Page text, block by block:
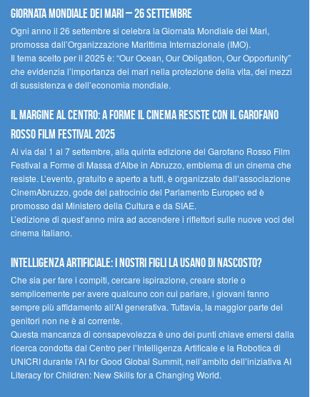
Giornata Mondiale dei Mari – 26 settembre
Ogni anno il 26 settembre si celebra la Giornata Mondiale dei Mari,
promossa dall’Organizzazione Marittima Internazionale (IMO).
Il tema scelto per il 2025 è: “Our Ocean, Our Obligation, Our Opportunity”
che evidenzia l’importanza dei mari nella protezione della vita, dei mezzi
di sussistenza e dell’economia mondiale.
Il margine al centro: a Forme il cinema resiste con il Garofano
Rosso Film Festival 2025
Al via dal 1 al 7 settembre, alla quinta edizione del Garofano Rosso Film
Festival a Forme di Massa d’Albe in Abruzzo, emblema di un cinema che
resiste. L’evento, gratuito e aperto a tutti, è organizzato dall’associazione
CinemAbruzzo, gode del patrocinio del Parlamento Europeo ed è
promosso dal Ministero della Cultura e da SIAE.
L’edizione di quest’anno mira ad accendere i riflettori sulle nuove voci del
cinema italiano.
Intelligenza artificiale: i nostri figli la usano di nascosto?
Che sia per fare i compiti, cercare ispirazione, creare storie o
semplicemente per avere qualcuno con cui parlare, i giovani fanno
sempre più affidamento all’AI generativa. Tuttavia, la maggior parte dei
genitori non ne è al corrente.
Questa mancanza di consapevolezza è uno dei punti chiave emersi dalla
ricerca condotta dal Centro per l’Intelligenza Artificale e la Robotica di
UNICRI durante l’AI for Good Global Summit, nell’ambito dell’iniziativa AI
Literacy for Children: New Skills for a Changing World.